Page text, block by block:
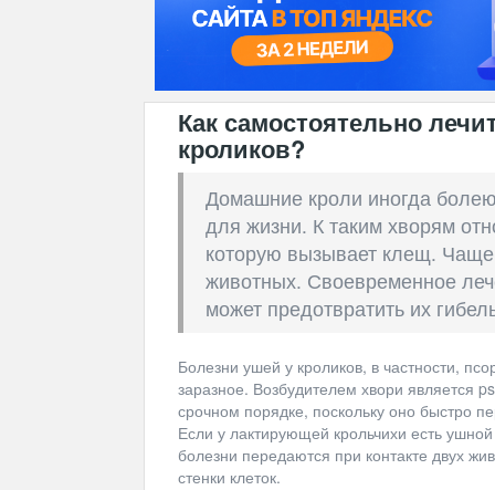
Как самостоятельно
кроликов?
Домашние кроли иногда
для жизни. К таким хворям
которую вызывает клещ. Чаще
животных. Своевременное
может предотвратить их
Болезни ушей у кроликов, в частности,
заразное. Возбудителем хвори является
срочном порядке, поскольку оно быстро
Если у лактирующей крольчихи есть
болезни передаются при контакте двух
стенки клеток.